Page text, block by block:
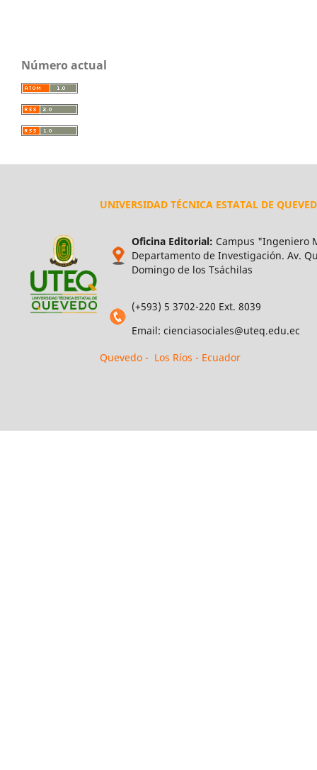
Número actual
UNIVERSIDAD TÉCNICA ESTATAL DE
Oficina Editorial: Campus "Ingeniero
Departamento de Investigación. Av.
Domingo de los Tsáchilas
(+593) 5 3702-220 Ext. 8039
Email: cienciasociales@uteq.edu.ec
Quevedo - Los Ríos - Ecuador